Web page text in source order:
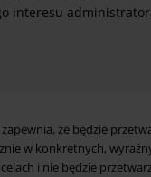
interesu
że będzie
w konkretnych,
i nie będzie